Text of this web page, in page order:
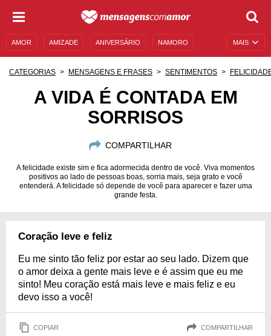
MAIS
AMOR AMIZADE ANIVERSÁRIO NAMORO
AUTOAJUDA
MENSAGENS DE ANIVERSÁRIO
CATEGORIAS MENSAGENS E FRASES SENTIMENTOS
A VIDA É CONTADA EM
SORRISOS
COMPARTILHAR
A felicidade existe sim e fica adormecida dentro de você. Viva momentos
positivos ao lado de pessoas boas, sorria mais, seja grato e você
entenderá. A felicidade só depende de você para aparecer e fazer uma
grande festa.
Coração leve e feliz
Eu me sinto tão feliz por estar ao seu lado. Dizem que
o amor deixa a gente mais leve e é assim que eu me
sinto! Meu coração está mais leve e mais feliz e eu
devo isso a você!
COPIAR COMPARTILHAR